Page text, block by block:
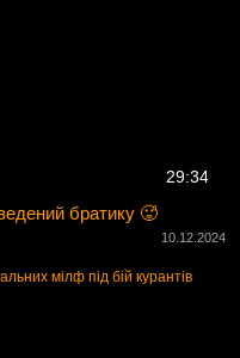
29:34
братику 🥵
10.12.2024